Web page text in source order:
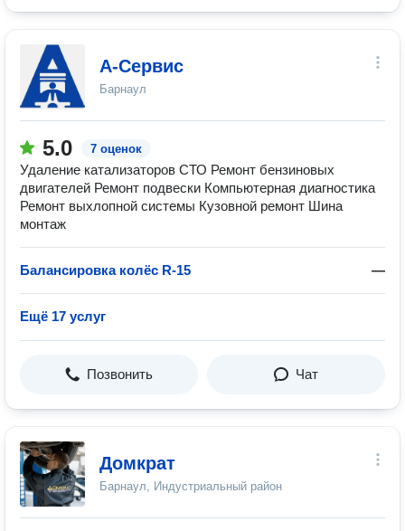
А-Сервис
Барнаул
5.0 7 оценок
Удаление катализаторов СТО Ремонт бензиновых
двигателей Ремонт подвески Компьютерная диагностика
Ремонт выхлопной системы Кузовной ремонт Шина
монтаж
Балансировка колёс R-15 —
Ещё 17 услуг
Позвонить Чат
Домкрат
Барнаул, Индустриальный район